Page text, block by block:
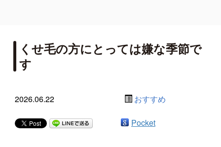
くせ毛の方にとっては嫌な季節で
す
2026.06.22 おすすめ
Pocket